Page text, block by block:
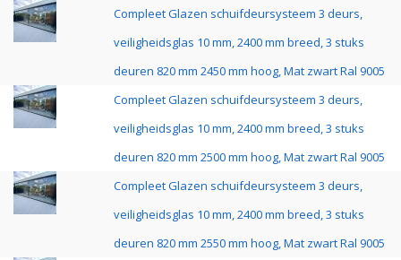
Compleet Glazen schuifdeursysteem 3 deurs,
veiligheidsglas 10 mm, 2400 mm breed, 3 stuks
deuren 820 mm 2450 mm hoog, Mat zwart Ral 9005
Compleet Glazen schuifdeursysteem 3 deurs,
veiligheidsglas 10 mm, 2400 mm breed, 3 stuks
deuren 820 mm 2500 mm hoog, Mat zwart Ral 9005
Compleet Glazen schuifdeursysteem 3 deurs,
veiligheidsglas 10 mm, 2400 mm breed, 3 stuks
deuren 820 mm 2550 mm hoog, Mat zwart Ral 9005